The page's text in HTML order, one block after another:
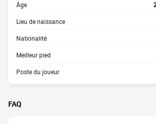
Âge
Lieu de naissance
Nationalité
Meilleur pied
Poste du joueur
FAQ